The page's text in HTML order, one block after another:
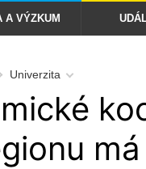
A VÝZKUM
Univerzita